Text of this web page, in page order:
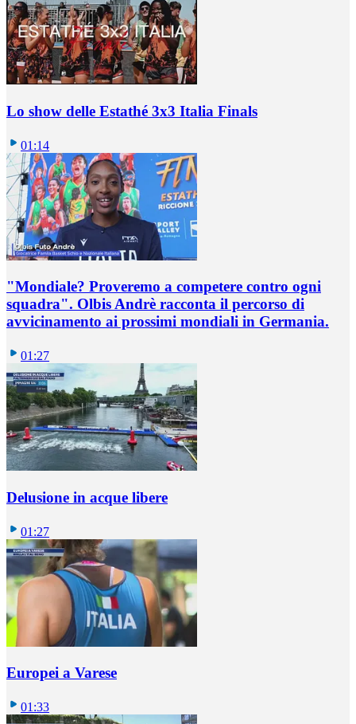
Lo show delle Estathé 3x3 Italia Finals
01:14
"Mondiale? Proveremo a competere contro ogni
squadra". Olbis Andrè racconta il percorso di
avvicinamento ai prossimi mondiali in Germania.
01:27
Delusione in acque libere
01:27
Europei a Varese
01:33